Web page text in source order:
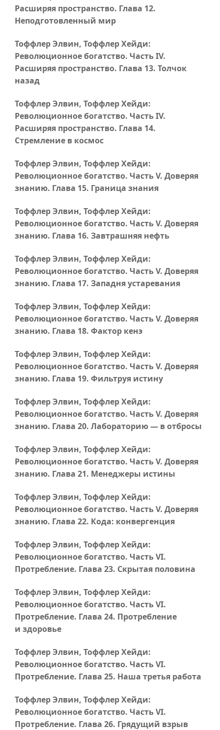
Расширяя пространство. Глава 12.
Неподготовленный мир
Тоффлер Элвин, Тоффлер Хейди:
Революционное богатство. Часть IV.
Расширяя пространство. Глава 13. Толчок
назад
Тоффлер Элвин, Тоффлер Хейди:
Революционное богатство. Часть IV.
Расширяя пространство. Глава 14.
Стремление в космос
Тоффлер Элвин, Тоффлер Хейди:
Революционное богатство. Часть V. Доверяя
знанию. Глава 15. Граница знания
Тоффлер Элвин, Тоффлер Хейди:
Революционное богатство. Часть V. Доверяя
знанию. Глава 16. Завтрашняя нефть
Тоффлер Элвин, Тоффлер Хейди:
Революционное богатство. Часть V. Доверяя
знанию. Глава 17. Западня устаревания
Тоффлер Элвин, Тоффлер Хейди:
Революционное богатство. Часть V. Доверяя
знанию. Глава 18. Фактор кенэ
Тоффлер Элвин, Тоффлер Хейди:
Революционное богатство. Часть V. Доверяя
знанию. Глава 19. Фильтруя истину
Тоффлер Элвин, Тоффлер Хейди:
Революционное богатство. Часть V. Доверяя
знанию. Глава 20. Лабораторию — в отбросы
Тоффлер Элвин, Тоффлер Хейди:
Революционное богатство. Часть V. Доверяя
знанию. Глава 21. Менеджеры истины
Тоффлер Элвин, Тоффлер Хейди:
Революционное богатство. Часть V. Доверяя
знанию. Глава 22. Кода: конвергенция
Тоффлер Элвин, Тоффлер Хейди:
Революционное богатство. Часть VI.
Протребление. Глава 23. Скрытая половина
Тоффлер Элвин, Тоффлер Хейди:
Революционное богатство. Часть VI.
Протребление. Глава 24. Протребление
и здоровье
Тоффлер Элвин, Тоффлер Хейди:
Революционное богатство. Часть VI.
Протребление. Глава 25. Наша третья работа
Тоффлер Элвин, Тоффлер Хейди:
Революционное богатство. Часть VI.
Протребление. Глава 26. Грядущий взрыв